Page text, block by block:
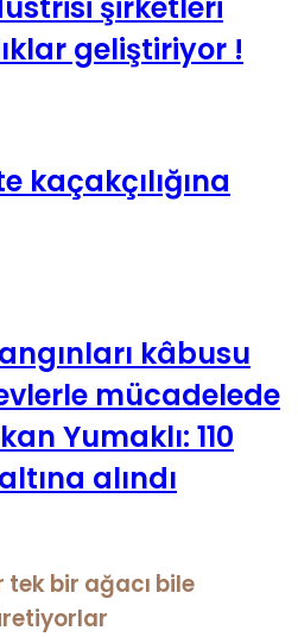
geliştiriyor !
kaçakçılığına
kâbusu
mücadelede
Yumaklı: 110
alındı
tek bir ağacı bile